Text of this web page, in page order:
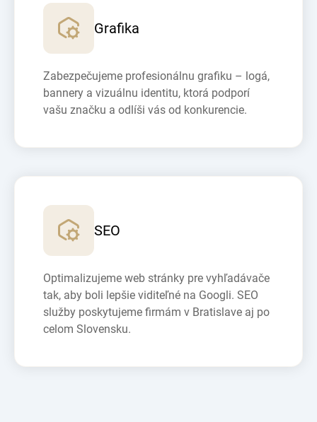
Grafika
Zabezpečujeme profesionálnu grafiku – logá,
bannery a vizuálnu identitu, ktorá podporí
vašu značku a odlíši vás od konkurencie.
SEO
Optimalizujeme web stránky pre vyhľadávače
tak, aby boli lepšie viditeľné na Googli. SEO
služby poskytujeme firmám v Bratislave aj po
celom Slovensku.